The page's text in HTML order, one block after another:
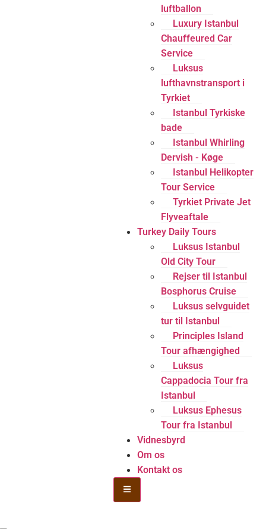
luftballon
Luxury Istanbul
Chauffeured Car
Service
Luksus
lufthavnstransport i
Tyrkiet
Istanbul Tyrkiske
bade
Istanbul Whirling
Dervish - Køge
Istanbul Helikopter
Tour Service
Tyrkiet Private Jet
Flyveaftale
Turkey Daily Tours
Luksus Istanbul
Old City Tour
Rejser til Istanbul
Bosphorus Cruise
Luksus selvguidet
tur til Istanbul
Principles Island
Tour afhængighed
Luksus
Cappadocia Tour fra
Istanbul
Luksus Ephesus
Tour fra Istanbul
Vidnesbyrd
Om os
Kontakt os
Hamburger Toggle Menu